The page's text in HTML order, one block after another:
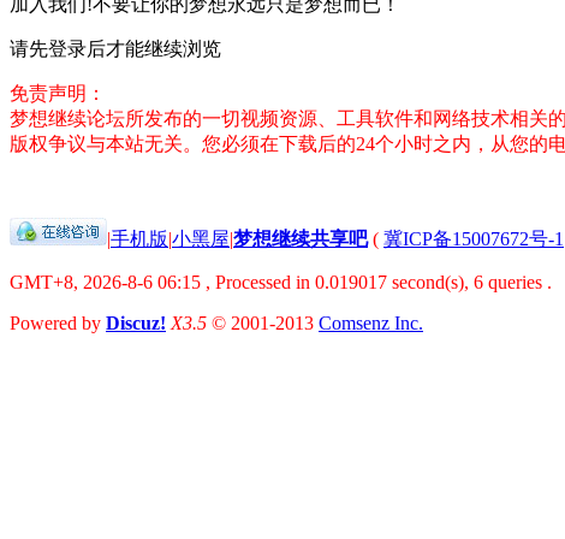
请先登录后才能继续浏览
免责声明：
梦想继续论坛所发布的一切视频资源、工具软件和网络技术相关
版权争议与本站无关。您必须在下载后的24个小时之内，从您的
|手机版|小黑屋|梦想继续共享吧( 冀ICP备15007672号-1
GMT+8, 2026-8-6 06:15 , Processed in 0.019017 second(s), 6 queries .
Powered by Discuz! X3.5 © 2001-2013 Comsenz Inc.